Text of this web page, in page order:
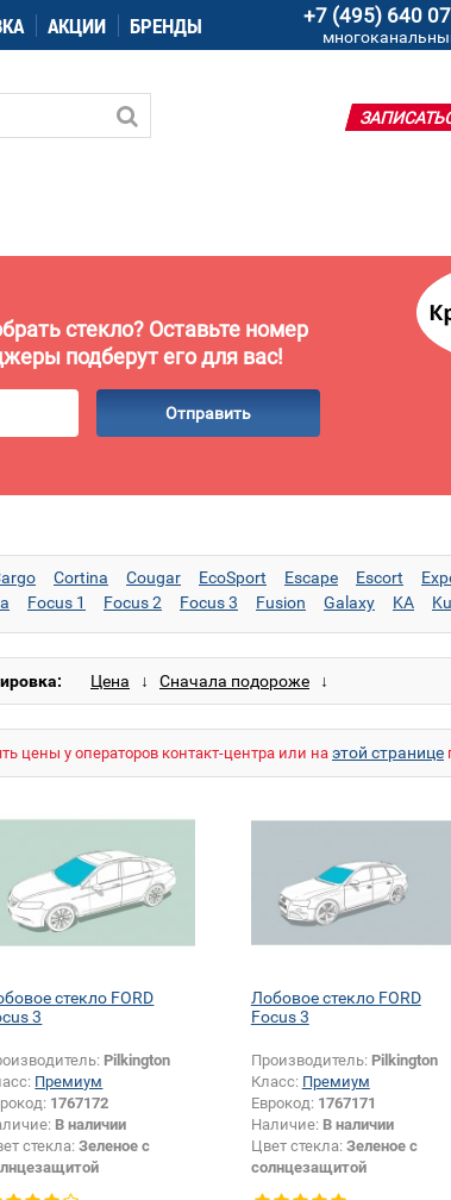
АКЦИИ БРЕНДЫ +7 (495) 640
стекло? Оставьте номер
подберут его для вас!
Отправить
Cortina Cougar EcoSport Escape Escort
Focus 1 Focus 2 Focus 3 Fusion Galaxy KA
цены у операторов контакт-центра или на этой странице
стекло FORD
3
Pilkington
Премиум
1767172
В наличии
стекла:Зеленое с
крепления
Лобовое стекло FORD
Focus 3
Производитель: Pilkington
Класс: Премиум
Еврокод: 1767171
Наличие: В наличии
Цвет стекла: Зеленое с
солнцезащитой
Появление или изменение